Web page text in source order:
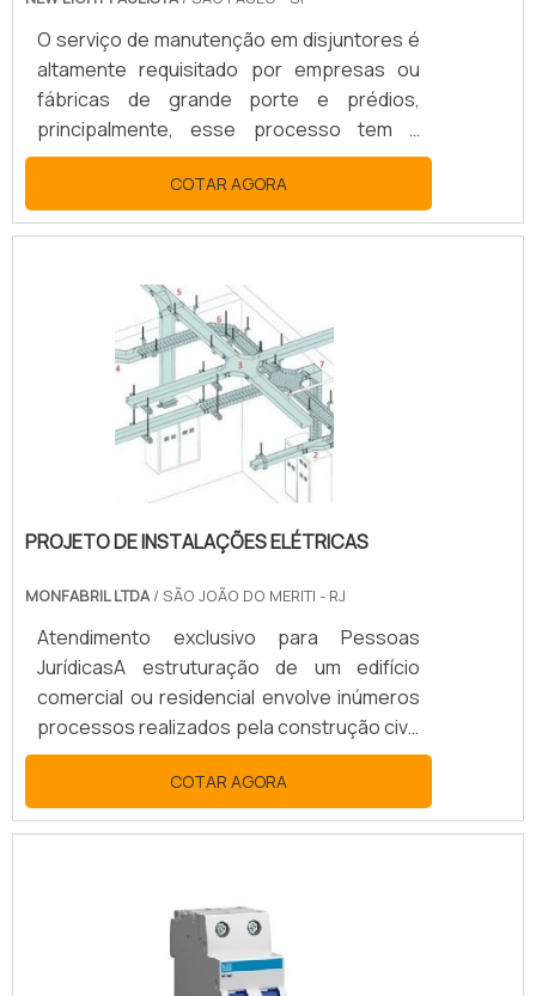
O serviço de manutenção em disjuntores é
altamente requisitado por empresas ou
fábricas de grande porte e prédios,
principalmente, esse processo tem a
finalidade de realizar reparos nas
instalações ou até mesmo evitá-los. SAIBA
MAIS SOBRE A GARANTIA DE QUALIDADE E
seja feito por uma empresa experiente e
conhecida, por isso o contratante de fazer
uma pesquisa de mercado, para ter
certeza que a empresa tenha: Qualidade;
Segurança; Bom custo benefício; Entre o.
COTAR AGORA
PROJETO DE INSTALAÇÕES ELÉTRICAS
MONFABRIL LTDA/ SÃO JOÃO DO MERITI - RJ
Atendimento exclusivo para Pessoas
JurídicasA estruturação de um edifício
comercial ou residencial envolve inúmeros
processos realizados pela construção civil.
Estudo do local, análise na rede hidráulica e
impactos ambientais são alguns dos
aspectos a serem avaliados. Dentre a lista
elétricas. De maneira geral, os projetos de
instalações elétricas podem ser
caracterizados como a previsão descritiva
COTAR AGORA